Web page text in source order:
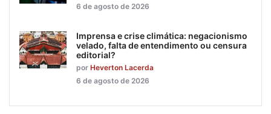
6 de agosto de 2026
Imprensa e crise climática: negacionismo
velado, falta de entendimento ou censura
editorial?
por Heverton Lacerda
6 de agosto de 2026